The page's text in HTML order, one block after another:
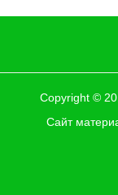
Copyright ©
Сайт